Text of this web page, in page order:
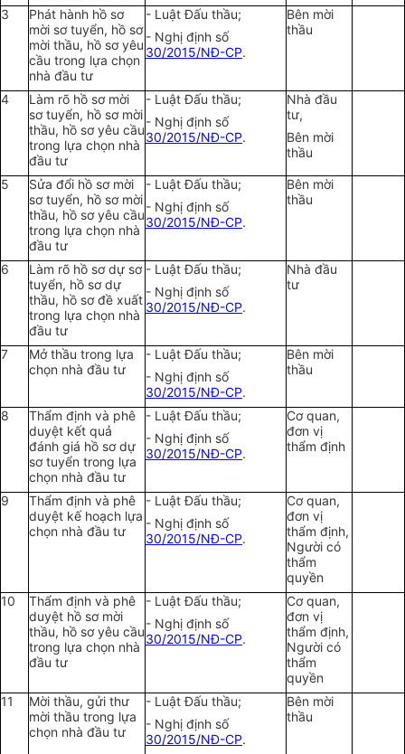
3
Phát hành hồ sơ
mời sơ tuyển, hồ sơ
mời thầu, hồ sơ yêu
cầu trong lựa chọn
nhà đầu tư
- Luật Đấu thầu;
- Nghị định số
30/2015/NĐ-CP.
Bên mời
thầu
4
Làm rõ hồ sơ mời
sơ tuyển, hồ sơ mời
thầu, hồ sơ yêu cầu
trong lựa chọn nhà
đầu tư
- Luật Đấu thầu;
- Nghị định số
30/2015/NĐ-CP.
Nhà đầu
tư,
Bên mời
thầu
5
Sửa đổi hồ sơ mời
sơ tuyển, hồ sơ mời
thầu, hồ sơ yêu cầu
trong lựa chọn nhà
đầu tư
- Luật Đấu thầu;
- Nghị định số
30/2015/NĐ-CP.
Bên mời
thầu
6
Làm rõ hồ sơ dự sơ
tuyển, hồ sơ dự
thầu, hồ sơ đề xuất
trong lựa chọn nhà
đầu tư
- Luật Đấu thầu;
- Nghị định số
30/2015/NĐ-CP.
Nhà đầu
tư
7
Mở thầu trong lựa
chọn nhà đầu tư
- Luật Đấu thầu;
- Nghị định số
30/2015/NĐ-CP.
Bên mời
thầu
8
Thẩm định và phê
duyệt kết quả
đánh giá hồ sơ dự
sơ tuyển trong lựa
chọn nhà đầu tư
- Luật Đấu thầu;
- Nghị định số
30/2015/NĐ-CP.
Cơ quan,
đơn vị
thẩm định
9
Thẩm định và phê
duyệt kế hoạch lựa
chọn nhà đầu tư
- Luật Đấu thầu;
- Nghị định số
30/2015/NĐ-CP.
Cơ quan,
đơn vị
thẩm định,
Người có
thẩm
quyền
10
Thẩm định và phê
duyệt hồ sơ mời
thầu, hồ sơ yêu cầu
trong lựa chọn nhà
đầu tư
- Luật Đấu thầu;
- Nghị định số
30/2015/NĐ-CP.
Cơ quan,
đơn vị
thẩm định,
Người có
thẩm
quyền
11
Mời thầu, gửi thư
mời thầu trong lựa
chọn nhà đầu tư
- Luật Đấu thầu;
- Nghị định số
30/2015/NĐ-CP.
Bên mời
thầu